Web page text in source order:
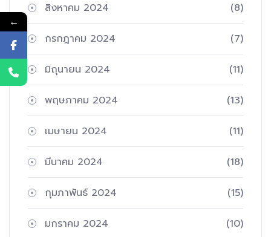
สิงหาคม 2024 (8)
กรกฎาคม 2024 (7)
มิถุนายน 2024 (11)
พฤษภาคม 2024 (13)
เมษายน 2024 (11)
มีนาคม 2024 (18)
กุมภาพันธ์ 2024 (15)
มกราคม 2024 (10)
←